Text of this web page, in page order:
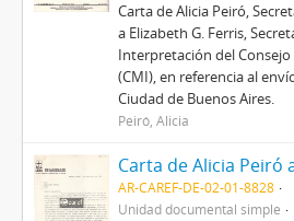
Carta de Alicia Peiró,
a Elizabeth G. Ferris,
Interpretación del
(CMI), en referencia al
Ciudad de Buenos Aires.
Peiró, Alicia
AR-CAREF-DE-02-01-8828
Unidad documental simple